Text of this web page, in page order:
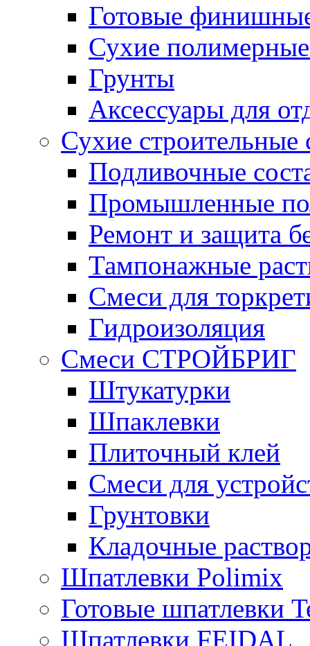
Готовые
Сухие
Грунты
Аксессуары для
Сухие строительные
Подливочные
Промышленные
Ремонт и защита
Тампонажные
Смеси для
Гидроизоляция
Смеси СТРОЙБРИГ
Штукатурки
Шпаклевки
Плиточный клей
Смеси для
Грунтовки
Кладочные
Шпатлевки Polimix
Готовые шпатлевки
Шпатлевки FEIDAL